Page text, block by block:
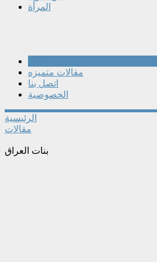
المرأة
مقالات متميزه
اتصل بنا
الخصوصية
الرئيسية
مقالات
بنات العراق